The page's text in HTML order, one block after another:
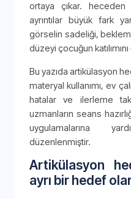
ortaya çıkar.
ayrıntılar büyük fark
görselin sadeliği,
düzeyi çocuğun
Bu yazıda artikülasyon
materyal kullanımı, ev
hatalar ve ilerleme
uzmanların seans
uygulamalarına
düzenlenmiştir.
Artikülasyon
ayrı bir hedef